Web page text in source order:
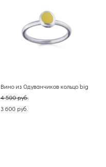
Вино из Одуванчиков кольцо big
4 500 pуб.
3 600 pуб.